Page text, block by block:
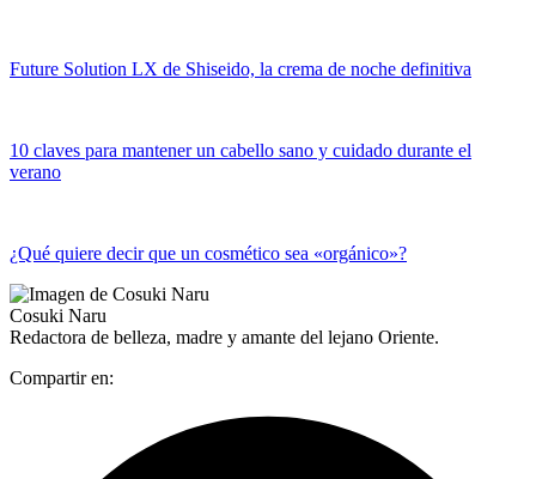
Future Solution LX de Shiseido, la crema de noche definitiva
10 claves para mantener un cabello sano y cuidado durante el
verano
¿Qué quiere decir que un cosmético sea «orgánico»?
Cosuki Naru
Redactora de belleza, madre y amante del lejano Oriente.
Compartir en: